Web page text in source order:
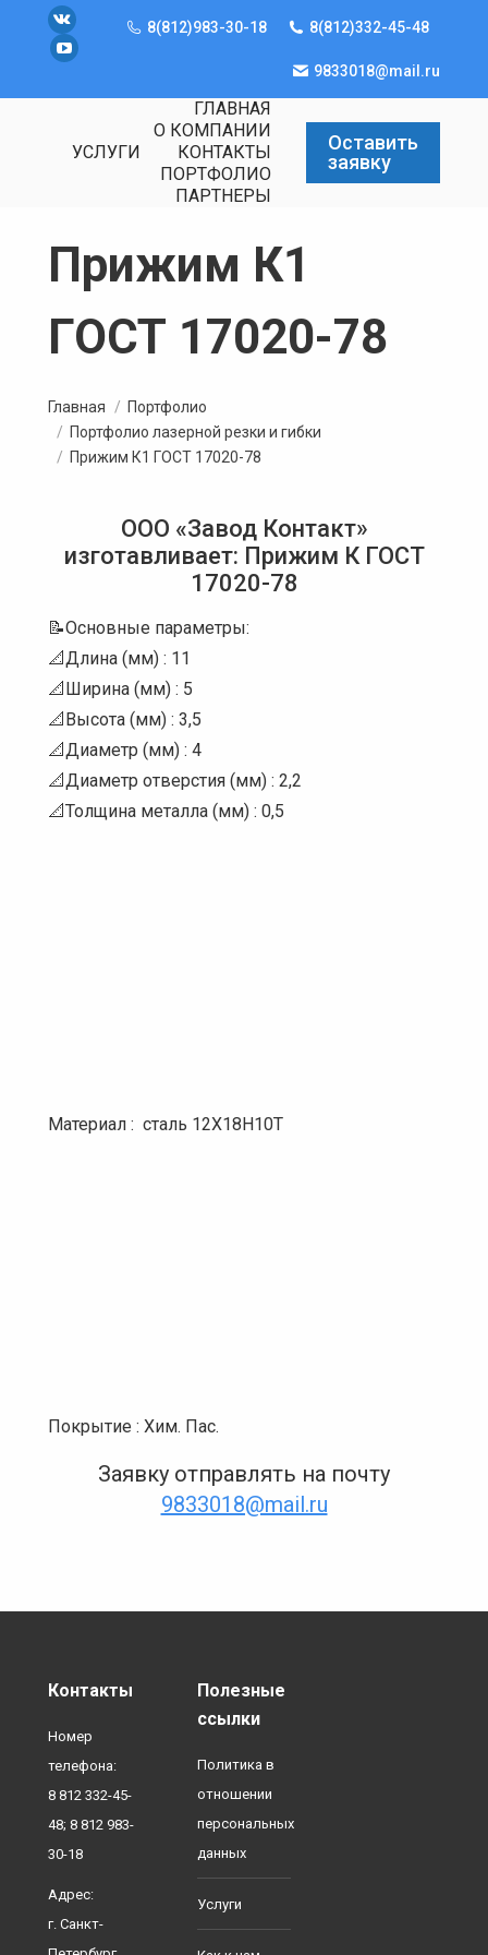
Вконтакте
YouTube
8(812)983-30-18 8(812)332-45-48
9833018@mail.ru
ГЛАВНАЯ
О КОМПАНИИ
УСЛУГИ
КОНТАКТЫ
ПОРТФОЛИО
ПАРТНЕРЫ
Оставить
заявку
Прижим К1
ГОСТ 17020-78
Главная
Портфолио
Портфолио лазерной резки и гибки
Прижим К1 ГОСТ 17020-78
ООО «Завод Контакт»
изготавливает: Прижим К ГОСТ
17020-78
📝Основные параметры:
📐Длина (мм) : 11
📐Ширина (мм) : 5
📐Высота (мм) : 3,5
📐Диаметр (мм) : 4
📐Диаметр отверстия (мм) : 2,2
📐Толщина металла (мм) : 0,5
Материал : сталь 12Х18Н10Т
Покрытие : Хим. Пас.
Заявку отправлять на почту
9833018@mail.ru
Контакты
Номер
телефона:
8 812 332-45-
48; 8 812 983-
30-18
Адрес:
г. Санкт-
Полезные
ссылки
Политика в
отношении
персональных
данных
Услуги